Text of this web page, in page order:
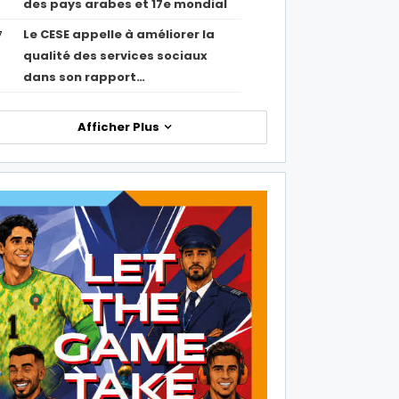
des pays arabes et 17e mondial
Le CESE appelle à améliorer la
qualité des services sociaux
dans son rapport…
Afficher Plus